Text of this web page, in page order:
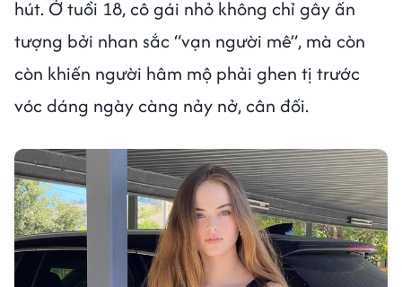
hút. Ở tuổi 18, cô gái nhỏ không chỉ gây ấn
tượng bởi nhan sắc “vạn người mê”, mà còn
còn khiến người hâm mộ phải ghen tị trước
vóc dáng ngày càng nảy nở, cân đối.